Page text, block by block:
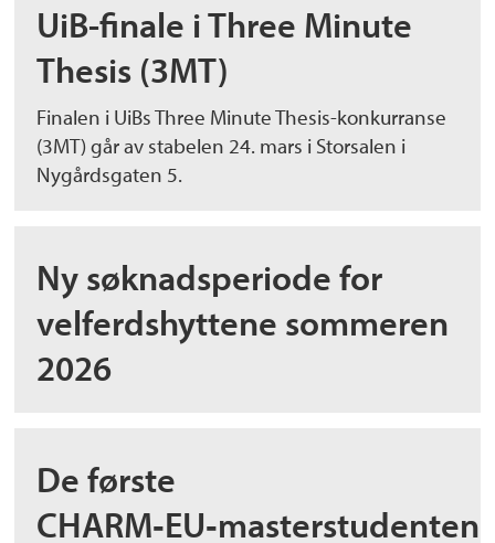
UiB-finale i Three Minute
Thesis (3MT)
Finalen i UiBs Three Minute Thesis-konkurranse
(3MT) går av stabelen 24. mars i Storsalen i
Nygårdsgaten 5.
Ny søknadsperiode for
velferdshyttene sommeren
2026
De første